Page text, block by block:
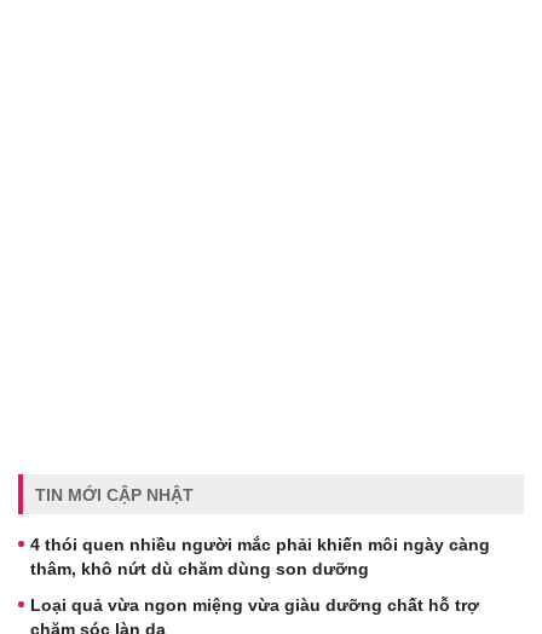
TIN MỚI CẬP NHẬT
4 thói quen nhiều người mắc phải khiến môi ngày càng
thâm, khô nứt dù chăm dùng son dưỡng
Loại quả vừa ngon miệng vừa giàu dưỡng chất hỗ trợ
chăm sóc làn da